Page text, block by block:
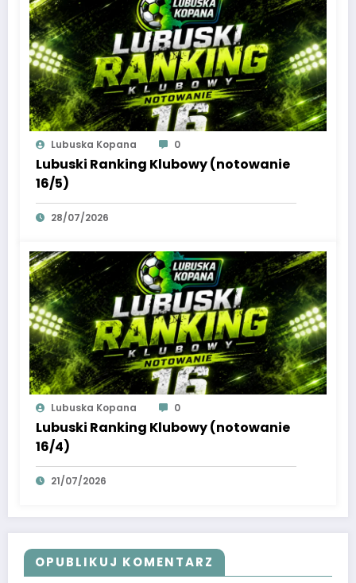
Lubuska Kopana 0
Lubuski Ranking Klubowy (notowanie
16/5)
28/07/2026
Lubuska Kopana 0
Lubuski Ranking Klubowy (notowanie
16/4)
21/07/2026
OPUBLIKUJ KOMENTARZ